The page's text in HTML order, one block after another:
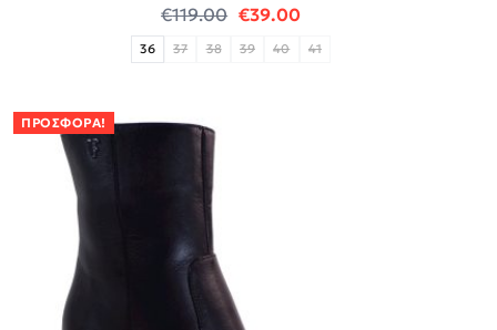
€119.00 Original price was: €119.00.
€39.00Η τρέχουσα τιμή
36 37 38 39 40 41
ΠΡΟΣΦΟΡΆ!